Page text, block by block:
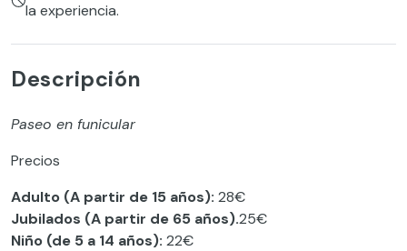
la experiencia.
Descripción
Paseo en funicular
Precios
Adulto (A partir de 15 años): 28€
Jubilados (A partir de 65 años).25€
Niño (de 5 a 14 años): 22€